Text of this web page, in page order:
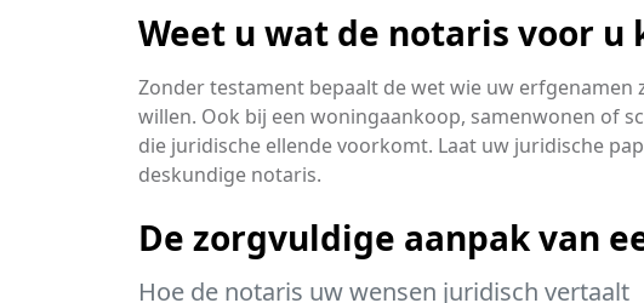
Weet u wat de notaris voor u
Zonder testament bepaalt de wet wie uw erfgenamen
willen. Ook bij een woningaankoop, samenwonen of
die juridische ellende voorkomt. Laat uw juridische
deskundige notaris.
De zorgvuldige aanpak van
Hoe de notaris uw wensen juridisch vertaalt